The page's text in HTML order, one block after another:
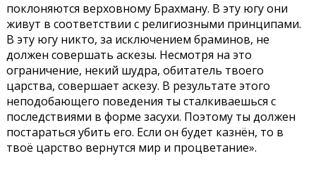
поклоняются верховному Брахману. В эту югу они
живут в соответствии с религиозными принципами.
В эту югу никто, за исключением браминов, не
должен совершать аскезы. Несмотря на это
ограничение, некий шудра, обитатель твоего
царства, совершает аскезу. В результате этого
неподобающего поведения ты сталкиваешься с
последствиями в форме засухи. Поэтому ты должен
постараться убить его. Если он будет казнён, то в
твоё царство вернутся мир и процветание».